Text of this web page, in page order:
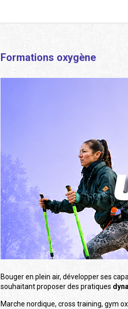
Formations oxygène
Bouger en plein air, développer ses
souhaitant proposer des pratiques
Marche nordique, cross training, gym